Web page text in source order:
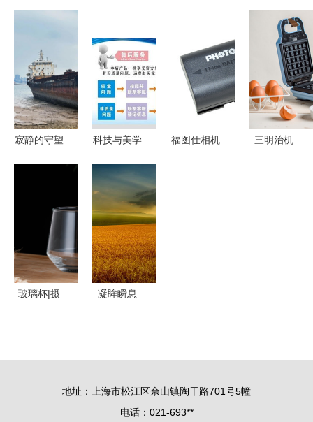
赋能企业品
牌形象
品看科技玩
家的室内棚
拍变革
到美学的全
面指南
秘高品质单
肩摄影包的
设计哲学与
实用性能
寂静的守望
科技与美学
三星
GrandDous
翻盖手机壳
评测与分析
福图仕相机
三明治机
玻璃杯|摄
凝眸瞬息
地址：上海市松江区佘山镇陶干路701号5幢
电话：021-693**